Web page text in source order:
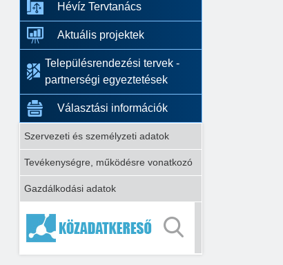
Hévíz Tervtanács
Aktuális projektek
Településrendezési tervek -
partnerségi egyeztetések
Választási információk
Szervezeti és személyzeti adatok
Tevékenységre, működésre vonatkozó
Gazdálkodási adatok